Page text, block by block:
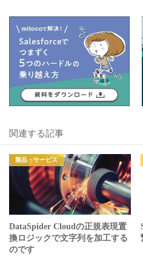
関連する記事
製品・サービス
DataSpider Cloudの正規表現置
換ロジックで文字列を加工する
のです